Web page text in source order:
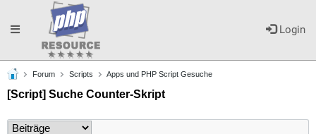
Login
Toggle
navigation
Forum Scripts Apps und PHP Script Gesuche
[Script] Suche Counter-Skript